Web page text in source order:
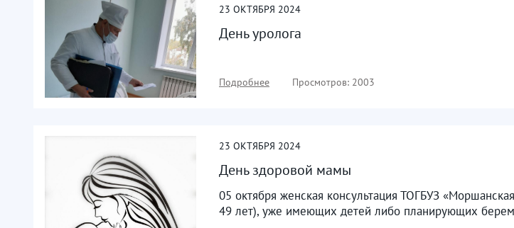
23 ОКТЯБРЯ 2024
День уролога
Подробнее Просмотров: 2003
23 ОКТЯБРЯ 2024
День здоровой мамы
05 октября женская консультация ТОГБУЗ
49 лет), уже имеющих детей либо планирующих